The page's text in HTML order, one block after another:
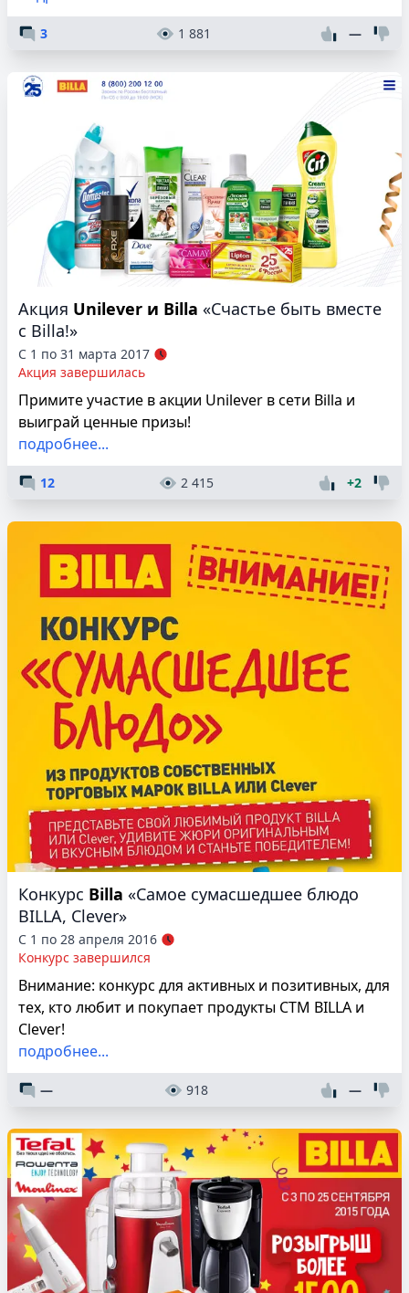
3 1 881 —
Акция Unilever и Billa «Счастье быть вместе
с Billa!»
С 1 по 31 марта 2017
Акция завершилась
Примите участие в акции Unilever в сети Billa и
выиграй ценные призы!
подробнее...
12 2 415 +2
Конкурс Billa «Самое сумасшедшее блюдо
BILLA, Clever»
С 1 по 28 апреля 2016
Конкурс завершился
Внимание: конкурс для активных и позитивных, для
тех, кто любит и покупает продукты СТМ BILLA и
Clever!
подробнее...
— 918 —